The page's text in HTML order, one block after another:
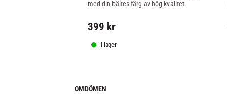
med din bältes färg av hög kvalitet.
399 kr
I lager
OMDÖMEN